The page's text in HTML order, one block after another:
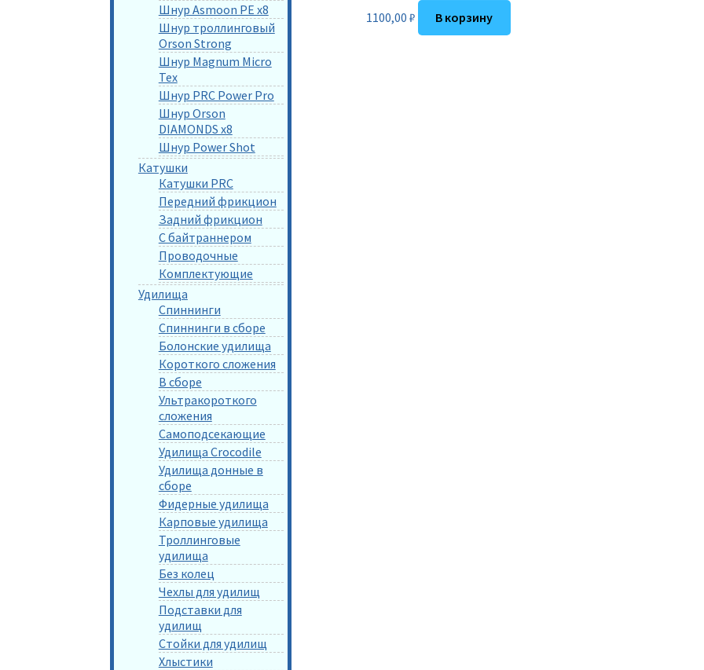
1100,00 ₽ В корзину
Шнур Asmoon PE x8
Шнур троллинговый
Orson Strong
Шнур Magnum Micro
Tex
Шнур PRC Power Pro
Шнур Orson
DIAMONDS x8
Шнур Power Shot
Катушки
Катушки PRC
Передний фрикцион
Задний фрикцион
С байтраннером
Проводочные
Комплектующие
Удилища
Спиннинги
Спиннинги в сборе
Болонские удилища
Короткого сложения
В сборе
Ультракороткого
сложения
Самоподсекающие
Удилища Crocodile
Удилища донные в
сборе
Фидерные удилища
Карповые удилища
Троллинговые
удилища
Без колец
Чехлы для удилищ
Подставки для
удилищ
Стойки для удилищ
Хлыстики